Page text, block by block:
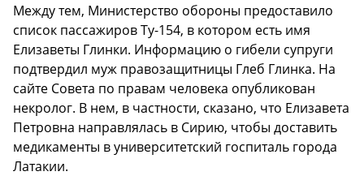
Между тем, Министерство обороны предоставило
список пассажиров Ту-154, в котором есть имя
Елизаветы Глинки. Информацию о гибели супруги
подтвердил муж правозащитницы Глеб Глинка. На
сайте Совета по правам человека опубликован
некролог. В нем, в частности, сказано, что Елизавета
Петровна направлялась в Сирию, чтобы доставить
медикаменты в университетский госпиталь города
Латакии.